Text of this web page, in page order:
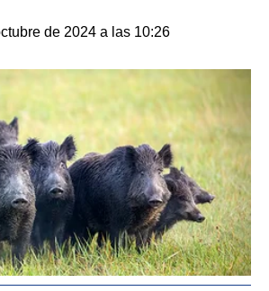
de 2024 a las 10:26